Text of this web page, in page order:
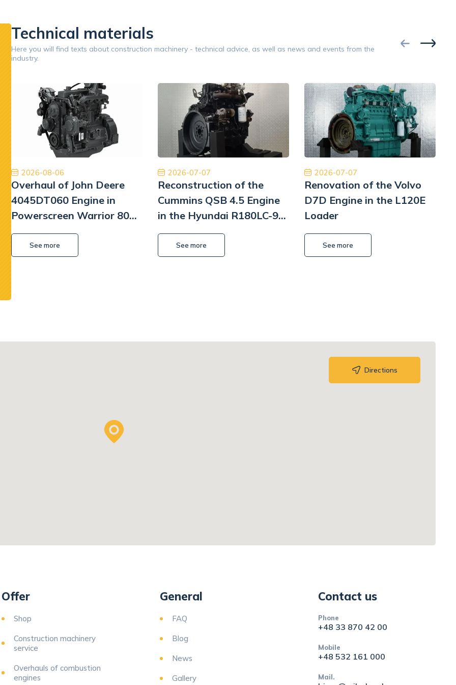
Google
Współpraca na wysokim poziomie. Firma na 6.
Polecam z czystym sumieniem. Na pewno jeśli
będę musiał to skorzystam jeszcze raz. Naprawa
Pomp hydrauliki Koparka Terex
Kamil Przybysz
Google
Jestem bardzo zadowolony z naszej współpracy.
Dobry zespół, dobra obsługa, dobra cena, dobre
części. Dziękuję!
Tiberiu Demeter
Oryginalne
międzynarodowa
najwyższym
Technical materials
Here you will find texts about construction machinery - technical advice, as well as news and events from the
industry.
2026-08-06
Overhaul of John Deere
4045DT060 Engine in
Powerscreen Warrior 800
Screener
See more
2026-07-07
Reconstruction of the
Cummins QSB 4.5 Engine
in the Hyundai R180LC-9
Excavator
See more
2026-07-07
Renovation of the Volvo
D7D Engine in the L120E
Loader
See more
Directions
Offer
Shop
Construction machinery
service
Overhauls of combustion
engines
General
FAQ
Blog
News
Gallery
Contact us
Phone
+48 33 870 42 00
Mobile
+48 532 161 000
Mail.